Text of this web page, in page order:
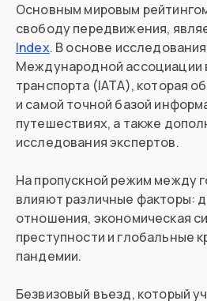
Основным мировым
свободу передвижения,
Index. В основе
Международной ассоциации
транспорта (IATA), которая
и самой точной базой
путешествиях, а также
исследования экспертов.
На пропускной режим между
влияют различные факторы:
отношения, экономическая
преступности и глобальные
пандемии.
Безвизовый въезд, который